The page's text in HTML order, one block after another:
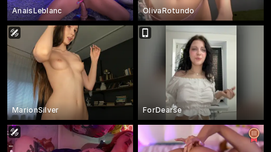
AnaisLeblanc OlivaRotundo
MarionSilver ForDearse